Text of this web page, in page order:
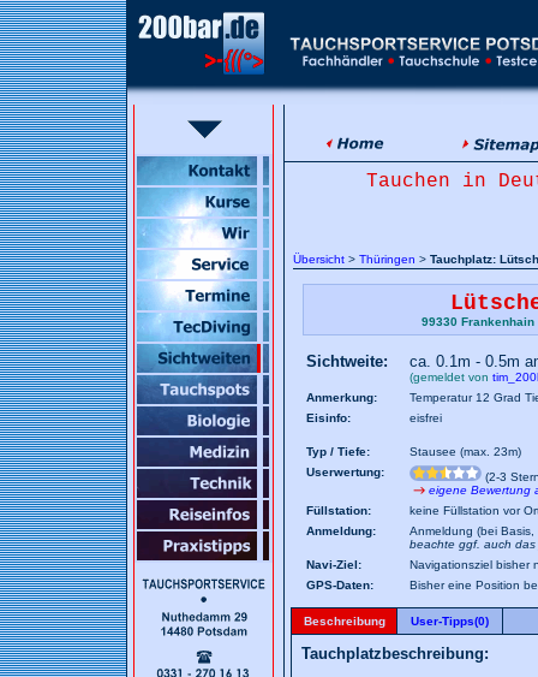
Tauchen in
Übersicht > Thüringen > Tauchplatz:
99330
Sichtweite: ca. 0.1m - 0.5m
(gemeldet von
Anmerkung:
Temperatur 12 Grad
Eisinfo:
eisfrei
Typ / Tiefe:
Stausee (max. 23m)
Userwertung:
(2-3
eigene Bewertung
Füllstation:
keine Füllstation vor
Anmeldung:
Anmeldung (bei
beachte ggf. auch
Navi-Ziel:
Navigationsziel bisher
GPS-Daten:
Bisher eine Position
Beschreibung User-Tipps(0)
Tauchplatzbeschreibung: